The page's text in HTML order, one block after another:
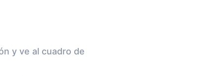
y ve al cuadro de